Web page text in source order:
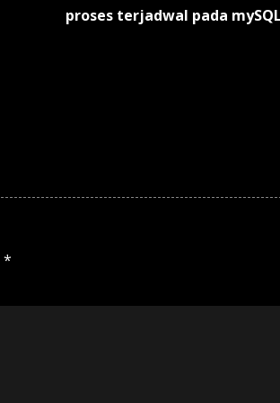
proses terjadwal pada
*